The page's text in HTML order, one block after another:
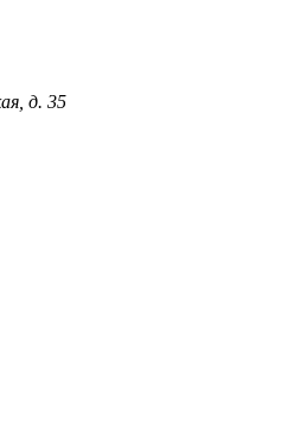
д. 35